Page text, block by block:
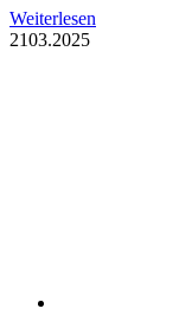
Weiterlesen
2103.2025